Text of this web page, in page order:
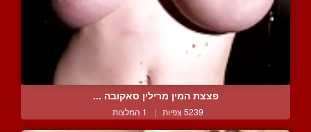
פצצת המין מרילין סאקובה ...
5239 צפיות | 1 המלצות